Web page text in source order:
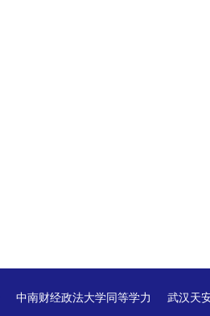
中南财经政法大学同等学力 武汉天